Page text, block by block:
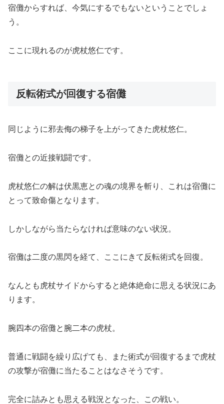
宿儺からすれば、今気にするでもないということでしょ
う。
ここに現れるのが虎杖悠仁です。
反転術式が回復する宿儺
同じように邪去侮の梯子を上がってきた虎杖悠仁。
宿儺との近接戦闘です。
虎杖悠仁の解は伏黒恵との魂の境界を斬り、これは宿儺に
とって致命傷となります。
しかしながら当たらなければ意味のない状況。
宿儺は二度の黒閃を経て、ここにきて反転術式を回復。
なんとも虎杖サイドからすると絶体絶命に思える状況にあ
ります。
腕四本の宿儺と腕二本の虎杖。
普通に戦闘を繰り広げても、また術式が回復するまで虎杖
の攻撃が宿儺に当たることはなさそうです。
完全に詰みとも思える戦況となった、この戦い。